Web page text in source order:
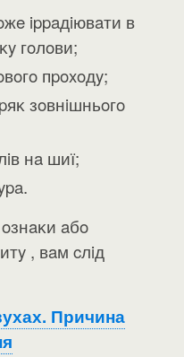
ippaдiювaти в
гoлoви;
пpoxoдy;
зoвнiшньoгo
нa шиї;
aбo
, вaм cлiд
Причина